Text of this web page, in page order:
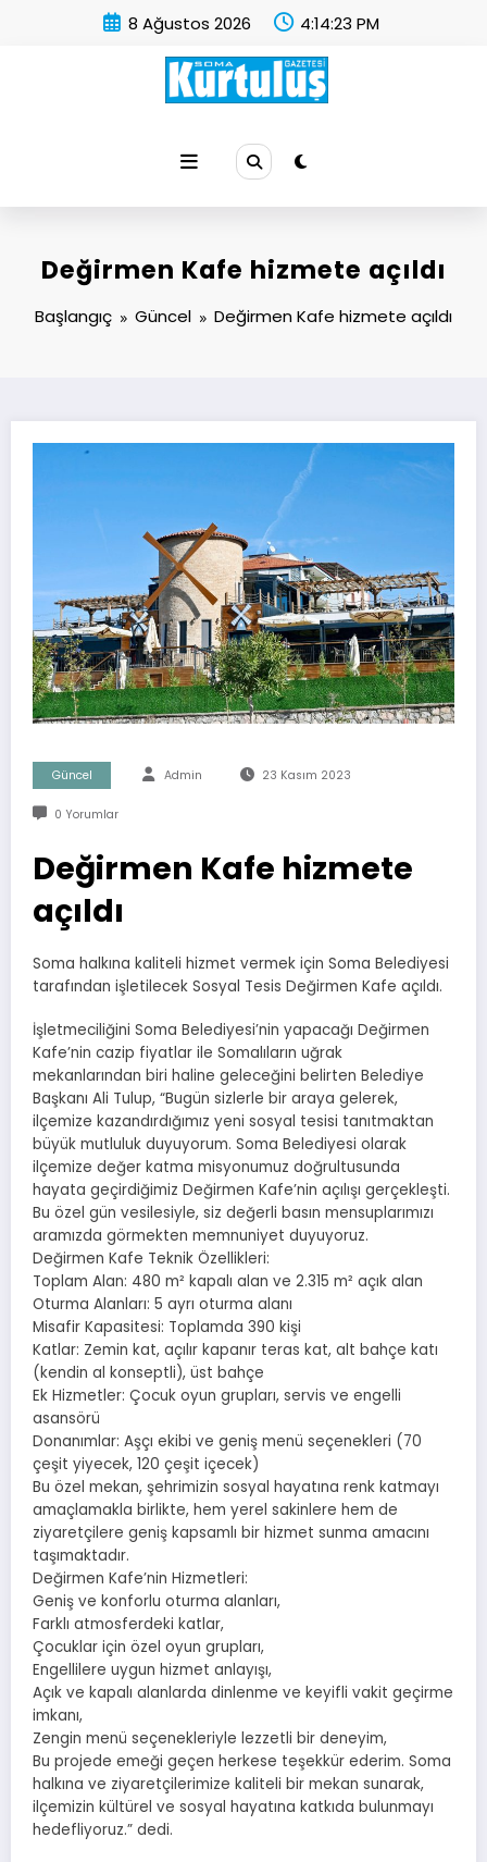
8 Ağustos 2026 4:14:24 PM
Değirmen Kafe hizmete açıldı
Başlangıç Güncel Değirmen Kafe hizmete açıldı
Güncel Admin 23 Kasım 2023
0 Yorumlar
Değirmen Kafe hizmete
açıldı
Soma halkına kaliteli hizmet vermek için Soma Belediyesi
tarafından işletilecek Sosyal Tesis Değirmen Kafe açıldı.
İşletmeciliğini Soma Belediyesi’nin yapacağı Değirmen
Kafe’nin cazip fiyatlar ile Somalıların uğrak
mekanlarından biri haline geleceğini belirten Belediye
Başkanı Ali Tulup, “Bugün sizlerle bir araya gelerek,
ilçemize kazandırdığımız yeni sosyal tesisi tanıtmaktan
büyük mutluluk duyuyorum. Soma Belediyesi olarak
ilçemize değer katma misyonumuz doğrultusunda
hayata geçirdiğimiz Değirmen Kafe’nin açılışı gerçekleşti.
Bu özel gün vesilesiyle, siz değerli basın mensuplarımızı
aramızda görmekten memnuniyet duyuyoruz.
Değirmen Kafe Teknik Özellikleri:
Toplam Alan: 480 m² kapalı alan ve 2.315 m² açık alan
Oturma Alanları: 5 ayrı oturma alanı
Misafir Kapasitesi: Toplamda 390 kişi
Katlar: Zemin kat, açılır kapanır teras kat, alt bahçe katı
(kendin al konseptli), üst bahçe
Ek Hizmetler: Çocuk oyun grupları, servis ve engelli
asansörü
Donanımlar: Aşçı ekibi ve geniş menü seçenekleri (70
çeşit yiyecek, 120 çeşit içecek)
Bu özel mekan, şehrimizin sosyal hayatına renk katmayı
amaçlamakla birlikte, hem yerel sakinlere hem de
ziyaretçilere geniş kapsamlı bir hizmet sunma amacını
taşımaktadır.
Değirmen Kafe’nin Hizmetleri:
Geniş ve konforlu oturma alanları,
Farklı atmosferdeki katlar,
Çocuklar için özel oyun grupları,
Engellilere uygun hizmet anlayışı,
Açık ve kapalı alanlarda dinlenme ve keyifli vakit geçirme
imkanı,
Zengin menü seçenekleriyle lezzetli bir deneyim,
Bu projede emeği geçen herkese teşekkür ederim. Soma
halkına ve ziyaretçilerimize kaliteli bir mekan sunarak,
ilçemizin kültürel ve sosyal hayatına katkıda bulunmayı
hedefliyoruz.” dedi.